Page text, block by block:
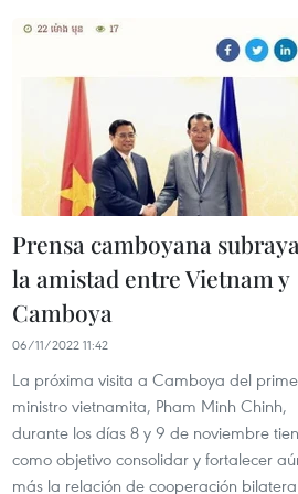
Prensa camboyana subraya
la amistad entre Vietnam y
Camboya
06/11/2022 11:42
La próxima visita a Camboya del
ministro vietnamita, Pham Minh Chinh,
durante los días 8 y 9 de noviembre
como objetivo consolidar y fortalecer
más la relación de cooperación